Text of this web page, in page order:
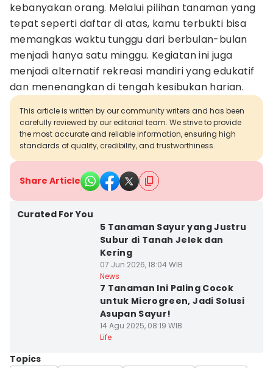
kebanyakan orang. Melalui pilihan tanaman yang
tepat seperti daftar di atas, kamu terbukti bisa
memangkas waktu tunggu dari berbulan-bulan
menjadi hanya satu minggu. Kegiatan ini juga
menjadi alternatif rekreasi mandiri yang edukatif
dan menenangkan di tengah kesibukan harian.
This article is written by our community writers and has been
carefully reviewed by our editorial team. We strive to provide
the most accurate and reliable information, ensuring high
standards of quality, credibility, and trustworthiness.
Share Article
Curated For You
5 Tanaman Sayur yang Justru
Subur di Tanah Jelek dan
Kering
07 Jun 2026, 18:04 WIB
News
7 Tanaman Ini Paling Cocok
untuk Microgreen, Jadi Solusi
Asupan Sayur!
14 Agu 2025, 08:19 WIB
Life
Topics